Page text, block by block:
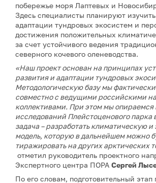
побережье моря Лаптевых и
Здесь специалисты планируют
адаптации тундровых экосистем и
достижения положительных
за счет устойчивого ведения
северного кочевого оленеводства.
«Наш проект основан на принципах
развития и адаптации тундровых
Методологическую базу мы
совместно с ведущими российскими
коллективами. При этом мы опираемся
исследований Плейстоценового
задача – разработать климатическую
модель, которую в дальнейшем можно
тиражировать на других арктических
отметил руководитель проектного
Экспертного центра ПОРА Сергей
По его словам, подготовительный этап